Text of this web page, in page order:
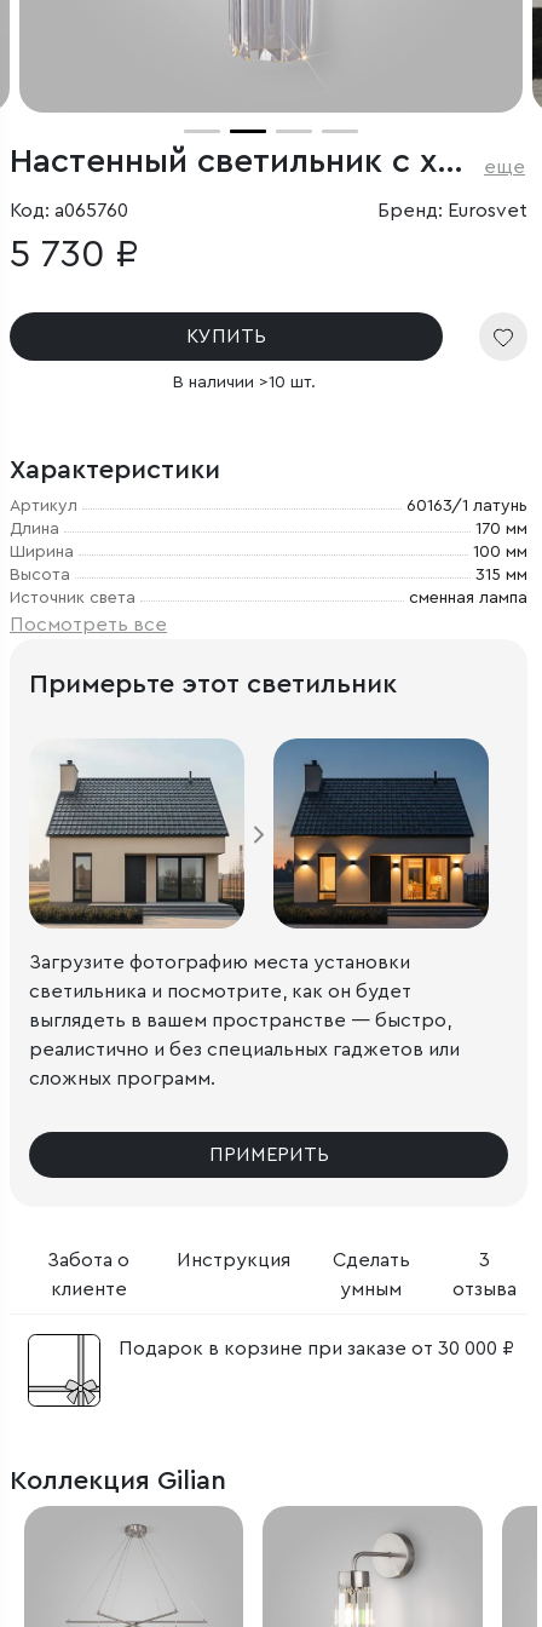
Настенный светильник с хрусталем еще
Код: a065760 Бренд: Eurosvet
5 730 ₽
КУПИТЬ
В наличии >10 шт.
Характеристики
Артикул
60163/1 латунь
Длина
170 мм
Ширина
100 мм
Высота
315 мм
Источник света
сменная лампа
Посмотреть все
Забота о
клиенте
Инструкция
Сделать
умным
3
отзыва
Подарок в корзине при заказе от 30 000 ₽
Примерьте этот светильник
Загрузите фотографию места установки
светильника и посмотрите, как он будет
выглядеть в вашем пространстве — быстро,
реалистично и без специальных гаджетов или
сложных программ.
ПРИМЕРИТЬ
Коллекция Gilian